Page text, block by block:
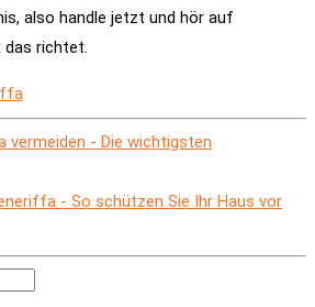
also handle jetzt und hör auf
das richtet.
- Die wichtigsten
- So schützen Sie Ihr Haus vor